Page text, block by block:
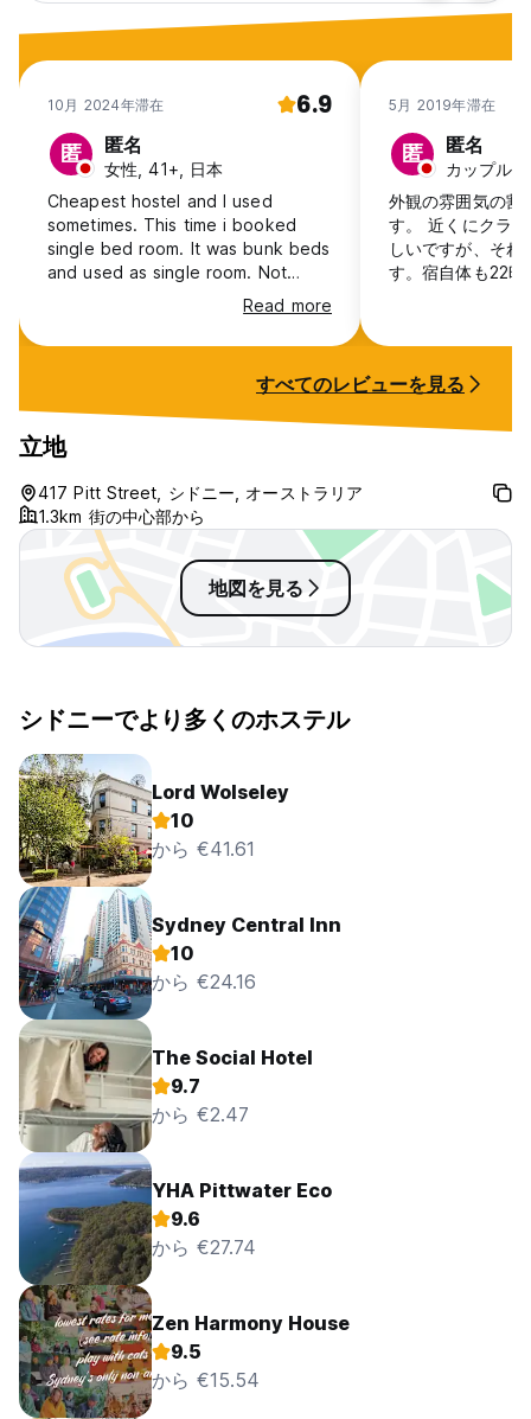
10月 2024年滞在 6.9
匿 匿名
女性, 41+, 日本
Cheapest hostel and I used
sometimes. This time i booked
single bed room. It was bunk beds
and used as single room. Not
comfy but it is what it is. No a big
deal. It's old building, And Its
backpackers hostel. If you
in. They have a service to keep
your bag after check out. Thats
great. Feel more safe if u have
padlock on ur bag. There is some
locker with pay as well. 12hr $7
and some other hrs choices. Free
Wifi was good.
Read more
5月 2019年滞在
匿 匿名
カップル,
外観の雰囲気の割
す。 近くにクラ
しいですが、それ
す。宿自体も22時
限らずオーストラ
した。通り向かい
リを2回見ました
たが、部屋に扇
した。冬はどう
シャワーに関して
すべてのレビューを見る
立地
417 Pitt Street, シドニー, オーストラリア
1.3km 街の中心部から
地図を見る
シドニーでより多くのホステル
Lord Wolseley
10
から €41.61
Sydney Central Inn
10
から €24.16
The Social Hotel
9.7
から €2.47
YHA Pittwater Eco
9.6
から €27.74
Zen Harmony House
9.5
から €15.54